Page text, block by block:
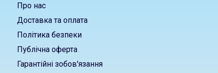
Про нас
Доставка та оплата
Політика безпеки
Публічна оферта
Гарантійні зобов'язання